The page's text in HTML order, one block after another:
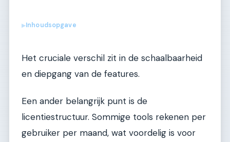
▶Inhoudsopgave
Het cruciale verschil zit in de schaalbaarheid
en diepgang van de features.
Een ander belangrijk punt is de
licentiestructuur. Sommige tools rekenen per
gebruiker per maand, wat voordelig is voor